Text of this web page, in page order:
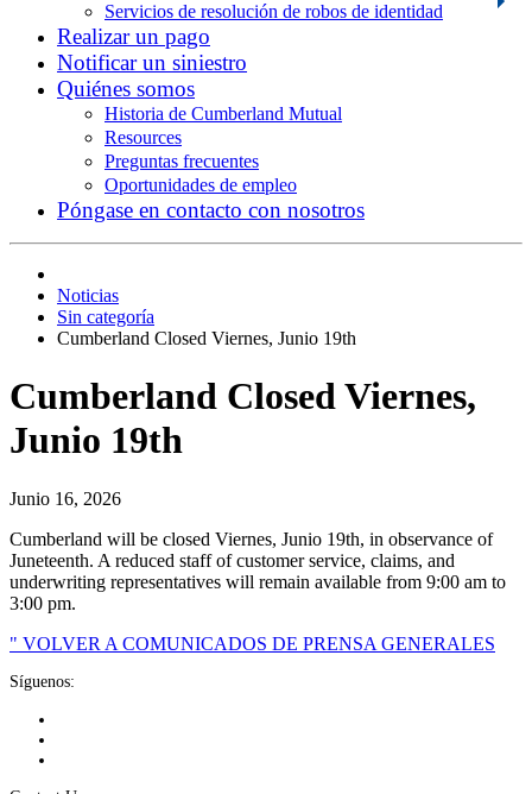
Servicios de resolución de robos de identidad
Realizar un pago
Notificar un siniestro
Quiénes somos
Historia de Cumberland Mutual
Resources
Preguntas frecuentes
Oportunidades de empleo
Póngase en contacto con nosotros
Noticias
Sin categoría
Cumberland Closed Viernes, Junio 19th
Cumberland Closed Viernes,
Junio 19th
Junio 16, 2026
Cumberland will be closed Viernes, Junio 19th, in observance of
Juneteenth. A reduced staff of customer service, claims, and
underwriting representatives will remain available from 9:00 am to
3:00 pm.
" VOLVER A COMUNICADOS DE PRENSA GENERALES
Síguenos: